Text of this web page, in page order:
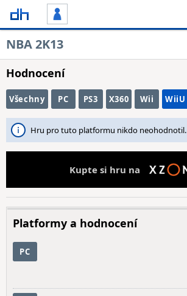
NBA 2K13
Hodnocení
Všechny PC PS3 X360 Wii WiiU
Hru pro tuto platformu nikdo neohodnotil.
Kupte si hru na
Platformy a hodnocení
PC